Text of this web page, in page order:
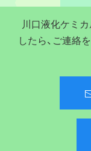
川口液化ケミ
したら、ご連絡